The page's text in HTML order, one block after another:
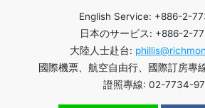
English Service: +886-2-
日本のサービス: +886-2-
大陸人士赴台:
國際機票、航空自由行、國際訂房
證照專線: 02-7734-